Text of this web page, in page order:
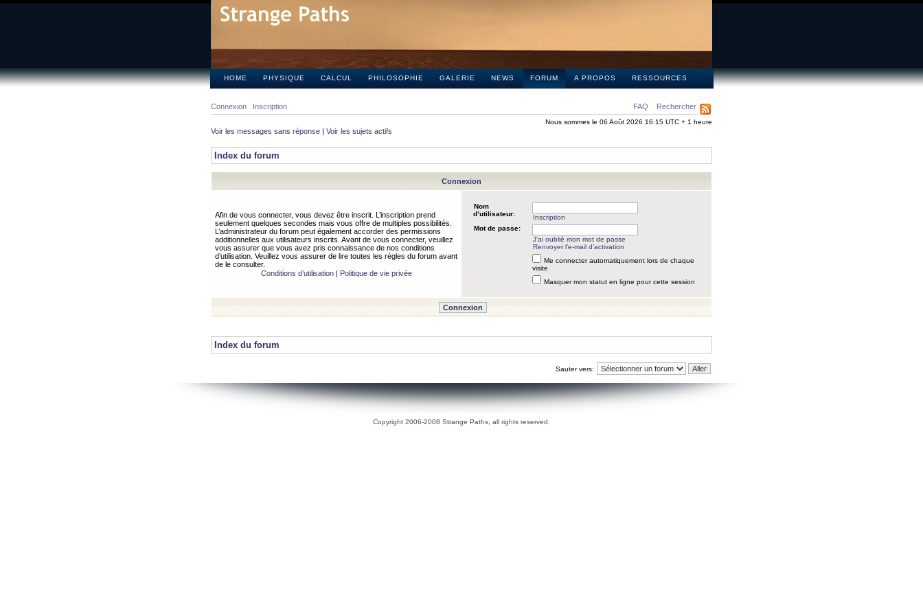
HOME PHYSIQUE CALCUL PHILOSOPHIE GALERIE NEWS FORUM A PROPOS RESSOURCES
FAQ Rechercher
Connexion Inscription
Nous sommes le 06 Août 2026 16:15 UTC + 1 heure
Voir les messages sans réponse | Voir les sujets actifs
Index du forum
Connexion
Afin de vous connecter, vous devez être inscrit. L’inscription prend
seulement quelques secondes mais vous offre de multiples possibilités.
L’administrateur du forum peut également accorder des permissions
additionnelles aux utilisateurs inscrits. Avant de vous connecter, veuillez
vous assurer que vous avez pris connaissance de nos conditions
d’utilisation. Veuillez vous assurer de lire toutes les règles du forum avant
de le consulter.
Conditions d’utilisation| Politique de vie privée
Nom
d’utilisateur:
Inscription
Mot de passe:
J’ai oublié mon mot de passe
Renvoyer l’e-mail d’activation
Me connecter automatiquement lors de chaque
visite
Masquer mon statut en ligne pour cette session
Index du forum
Sauter vers:
Copyright 2006-2008 Strange Paths, all rights reserved.